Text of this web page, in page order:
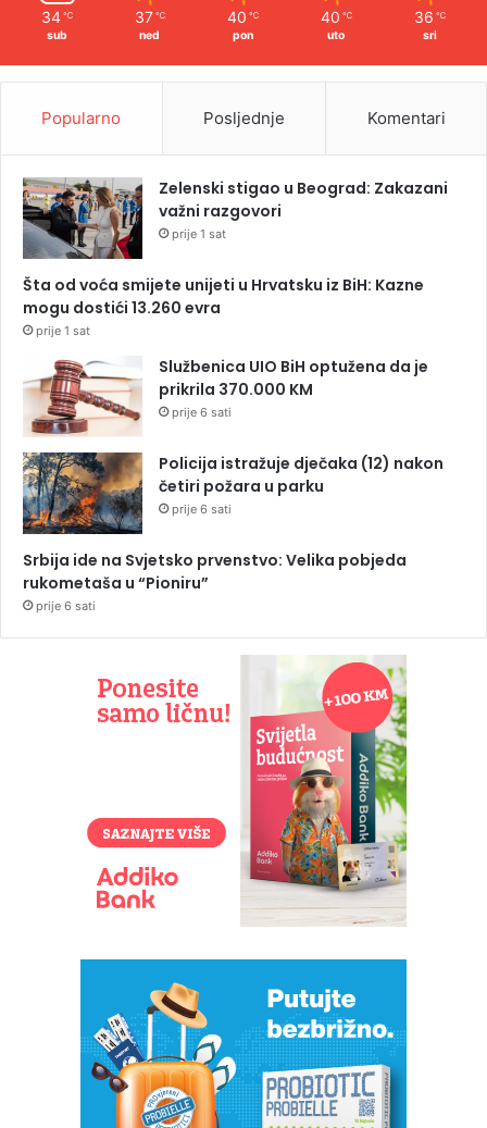
34 ℃
sub
37 ℃
ned
40 ℃
pon
40 ℃
uto
36 ℃
sri
Popularno Posljednje Komentari
Zelenski stigao u Beograd: Zakazani
važni razgovori
prije 1 sat
Šta od voća smijete unijeti u Hrvatsku iz BiH: Kazne
mogu dostići 13.260 evra
prije 1 sat
Službenica UIO BiH optužena da je
prikrila 370.000 KM
prije 6 sati
Policija istražuje dječaka (12) nakon
četiri požara u parku
prije 6 sati
Srbija ide na Svjetsko prvenstvo: Velika pobjeda
rukometaša u “Pioniru”
prije 6 sati